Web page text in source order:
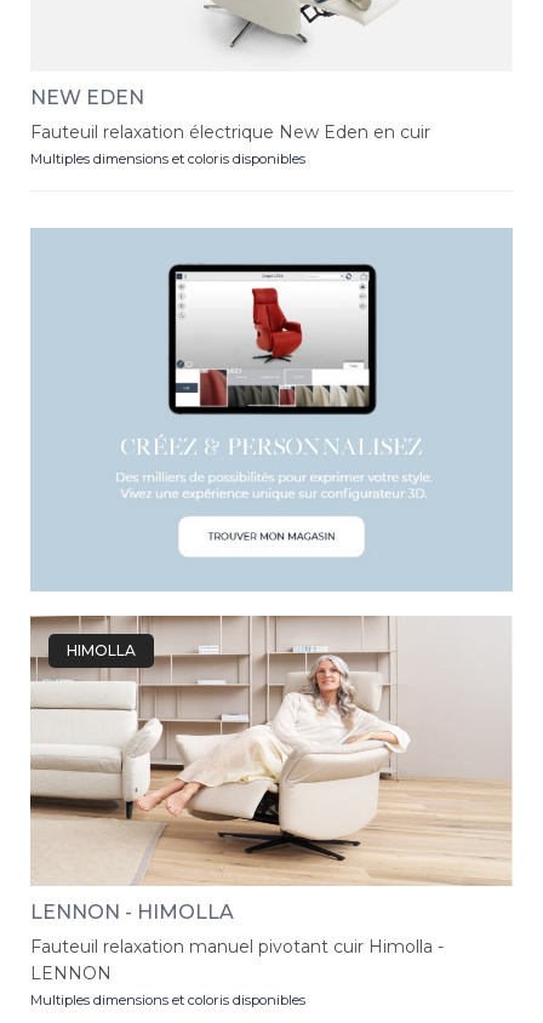
NEW EDEN
Fauteuil relaxation électrique New Eden en cuir
Multiples dimensions et coloris disponibles
HIMOLLA
LENNON - HIMOLLA
Fauteuil relaxation manuel pivotant cuir Himolla -
LENNON
Multiples dimensions et coloris disponibles